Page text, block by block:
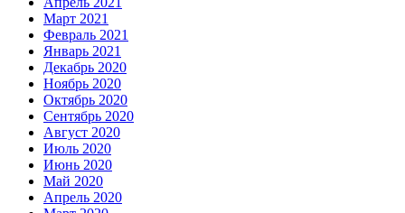
Март 2021
Февраль 2021
Январь 2021
Декабрь 2020
Ноябрь 2020
Октябрь 2020
Сентябрь 2020
Август 2020
Июль 2020
Июнь 2020
Май 2020
Апрель 2020